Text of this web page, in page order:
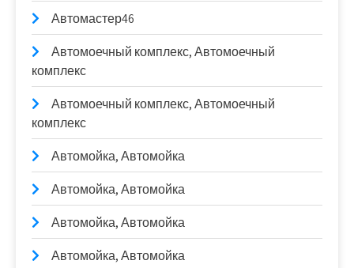
Автомастер46
Автомоечный комплекс, Автомоечный
комплекс
Автомоечный комплекс, Автомоечный
комплекс
Автомойка, Автомойка
Автомойка, Автомойка
Автомойка, Автомойка
Автомойка, Автомойка